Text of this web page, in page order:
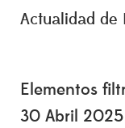
Actualidad de
Elementos
30 Abril 2025